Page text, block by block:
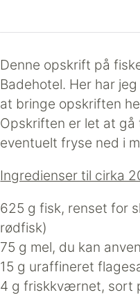
Denne opskrift på
Badehotel. Her har
at bringe opskriften
Opskriften er let at
eventuelt fryse ned i
Ingredienser til cirka
625 g fisk, renset for
rødfisk)
75 g mel, du kan
15 g uraffineret
4 g friskkværnet, sort